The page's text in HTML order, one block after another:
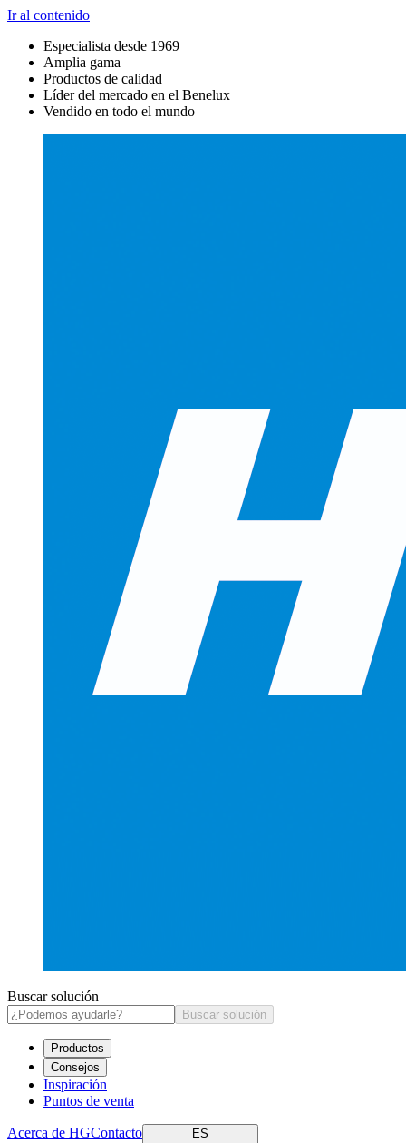
Ir al contenido
Especialista desde 1969
Amplia gama
Productos de calidad
Líder del mercado en el Benelux
Vendido en todo el mundo
Buscar solución
Buscar solución
Productos
Consejos
Inspiración
Puntos de venta
Acerca de HGContacto ES